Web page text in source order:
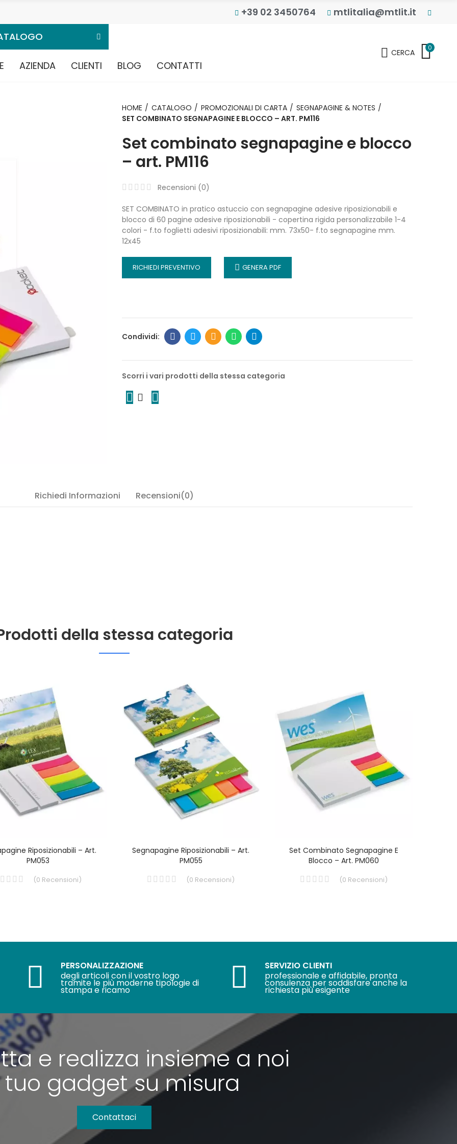
+39 02 3450764
mtlitalia@mtlit.it
AZIENDA CLIENTI BLOG CONTATTI
CERCA
0
HOME CATALOGO PROMOZIONALI DI CARTA
SEGNAPAGINE & NOTES
SET COMBINATO SEGNAPAGINE E BLOCCO – ART. PM116
Set combinato segnapagine e blocco
– art. PM116
Recensioni (0)
SET COMBINATO in pratico astuccio con segnapagine adesive riposizionabili e
blocco di 60 pagine adesive riposizionabili - copertina rigida personalizzabile 1-4
colori - f.to foglietti adesivi riposizionabili: mm. 73x50- f.to segnapagine mm.
12x45
RICHIEDI PREVENTIVO GENERA PDF
Scorri i vari prodotti della stessa categoria
Richiedi Informazioni Recensioni(0)
della stessa categoria
Riposizionabili – Art.
PM053
(0 Recensioni)
Segnapagine Riposizionabili – Art.
PM055
(0 Recensioni)
Set Combinato Segnapagine E
Blocco – Art. PM060
(0 Recensioni)
PERSONALIZZAZIONE
degli articoli con il vostro logo
tramite le più moderne tipologie di
stampa e ricamo
SERVIZIO CLIENTI
professionale e affidabile, pronta
consulenza per soddisfare anche la
richiesta più esigente
e realizza insieme a noi
tuo gadget su misura
Contattaci